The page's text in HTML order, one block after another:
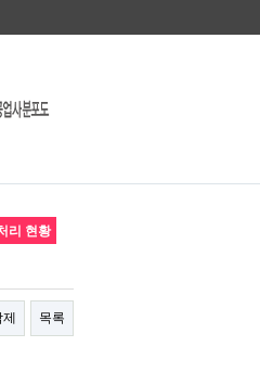
리 현황
목록